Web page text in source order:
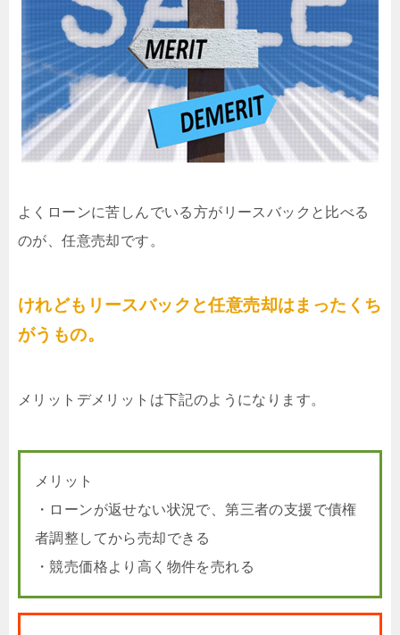
よくローンに苦しんでいる方がリースバックと比べる
のが、任意売却です。
けれどもリースバックと任意売却はまったくち
がうもの。
メリットデメリットは下記のようになります。
メリット
・ローンが返せない状況で、第三者の支援で債権
者調整してから売却できる
・競売価格より高く物件を売れる